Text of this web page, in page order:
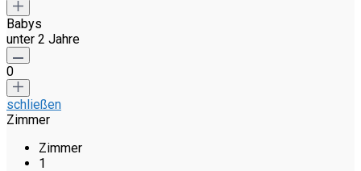
Babys
unter 2 Jahre
0
schließen
Zimmer
Zimmer
1